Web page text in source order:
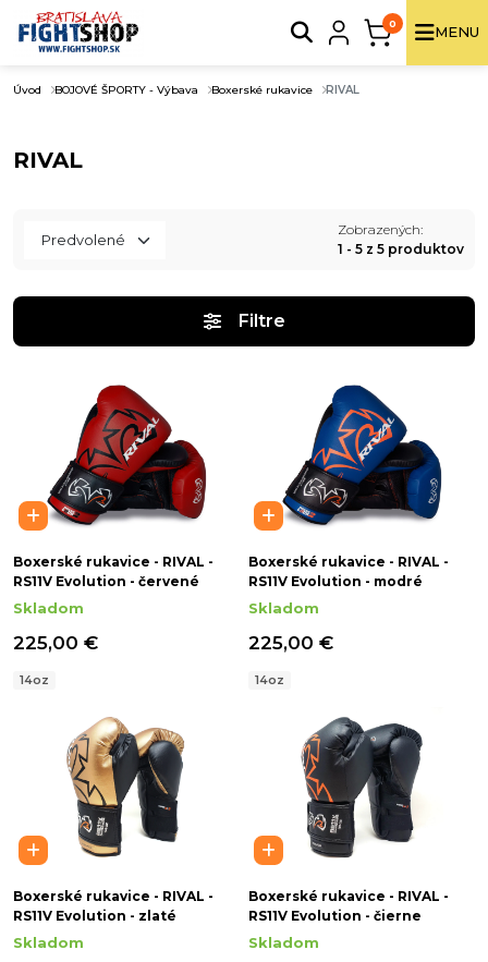
0
MENU
Úvod BOJOVÉ ŠPORTY - Výbava Boxerské rukavice RIVAL
RIVAL
Zobrazených:
1 - 5 z 5 produktov
Filtre
Boxerské rukavice - RIVAL -
RS11V Evolution - červené
Skladom
225,00 €
14oz
Boxerské rukavice - RIVAL -
RS11V Evolution - modré
Skladom
225,00 €
14oz
Boxerské rukavice - RIVAL -
RS11V Evolution - zlaté
Skladom
Boxerské rukavice - RIVAL -
RS11V Evolution - čierne
Skladom